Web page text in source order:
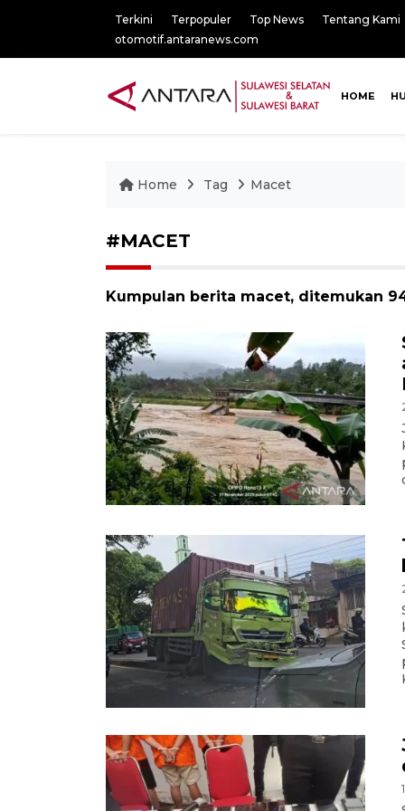
Terkini Terpopuler Top News
Tentang Kami
otomotif.antaranews.com
HOME
Home Tag Macet
#MACET
Kumpulan berita macet, ditemukan